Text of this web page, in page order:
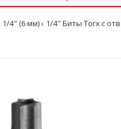
4" (6 мм) 1/4" Биты Torx с